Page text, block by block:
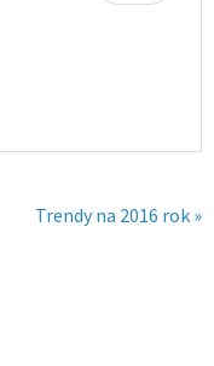
Trendy na 2016 rok »